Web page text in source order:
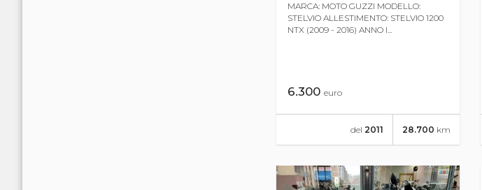
MARCA: MOTO GUZZI MODELLO:
STELVIO ALLESTIMENTO: STELVIO 1200
NTX (2009 - 2016) ANNO I...
6.300 euro
28.700 km
del 2011